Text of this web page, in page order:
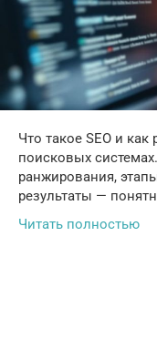
Что такое SEO и
поисковых
ранжирования,
результаты —
Читать полностью